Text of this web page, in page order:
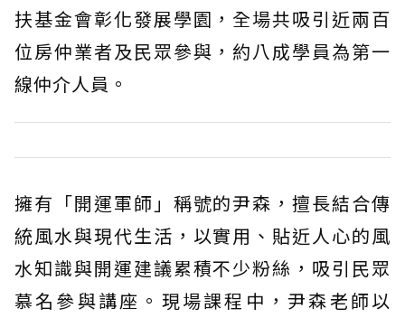
扶基金會彰化發展學園，全場共吸引近兩百
位房仲業者及民眾參與，約八成學員為第一
線仲介人員。
擁有「開運軍師」稱號的尹森，擅長結合傳
統風水與現代生活，以實用、貼近人心的風
水知識與開運建議累積不少粉絲，吸引民眾
慕名參與講座。現場課程中，尹森老師以